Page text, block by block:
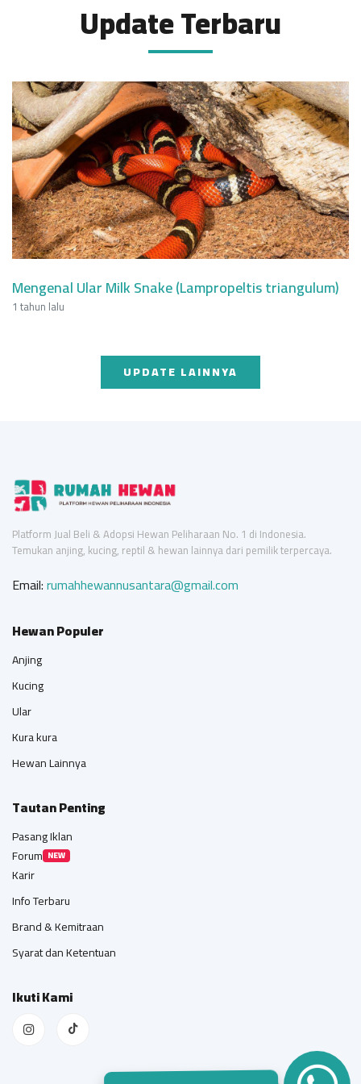
Update Terbaru
Mengenal Ular Milk Snake (Lampropeltis triangulum)
1 tahun lalu
UPDATE LAINNYA
Platform Jual Beli & Adopsi Hewan Peliharaan No. 1 di Indonesia.
Temukan anjing, kucing, reptil & hewan lainnya dari pemilik terpercaya.
Email:rumahhewannusantara@gmail.com
Hewan Populer
Anjing
Kucing
Ular
Kura kura
Hewan Lainnya
Tautan Penting
Pasang Iklan
Forum NEW
Karir
Info Terbaru
Brand & Kemitraan
Syarat dan Ketentuan
Ikuti Kami